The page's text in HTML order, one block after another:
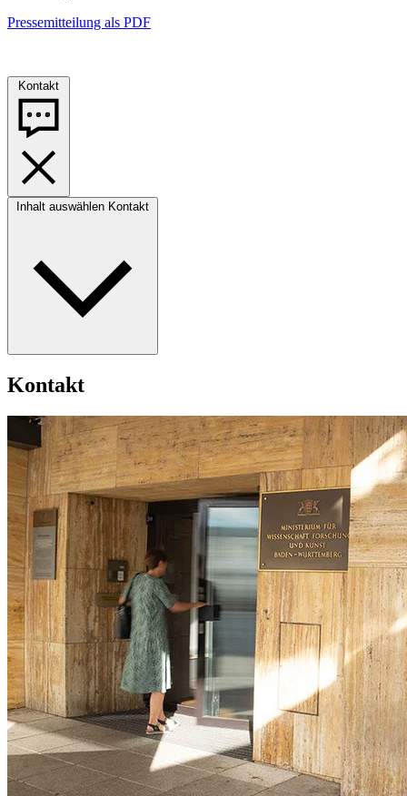
Pressemitteilung als PDF
Kontakt
Inhalt auswählen Kontakt
Kontakt